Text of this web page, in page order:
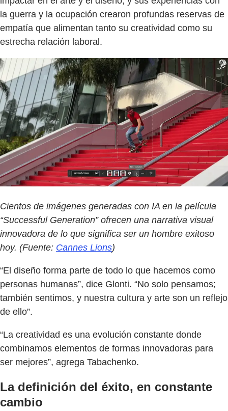
la guerra y la ocupación crearon profundas reservas de
empatía que alimentan tanto su creatividad como su
estrecha relación laboral.
Cientos de imágenes generadas con IA en la película
“Successful Generation” ofrecen una narrativa visual
innovadora de lo que significa ser un hombre exitoso
hoy. (Fuente: Cannes Lions)
“El diseño forma parte de todo lo que hacemos como
personas humanas”, dice Glonti. “No solo pensamos;
también sentimos, y nuestra cultura y arte son un reflejo
de ello”.
“La creatividad es una evolución constante donde
combinamos elementos de formas innovadoras para
ser mejores”, agrega Tabachenko.
La definición del éxito, en constante
cambio